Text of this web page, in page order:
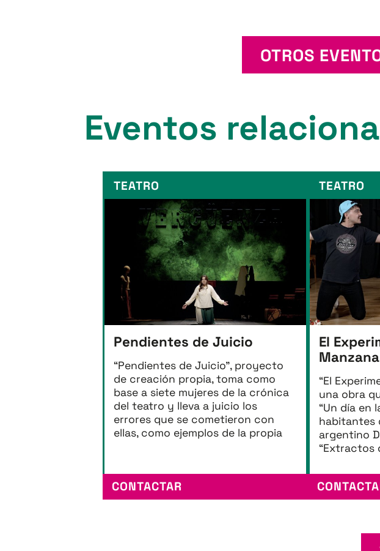
OTROS
Eventos
TEATRO
Pendientes de Juicio
“Pendientes de Juicio”, proyecto
de creación propia, toma como
base a siete mujeres de la crónica
del teatro y lleva a juicio los
errores que se cometieron con
ellas, como ejemplos de la propia
CONTACTAR
TEATRO
El
Manzana
“El
una obra
“Un día en
habitantes
argentino
“Extractos